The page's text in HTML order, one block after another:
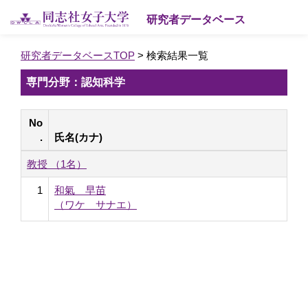
研究者データベース
研究者データベースTOP > 検索結果一覧
専門分野：認知科学
No
.
氏名(カナ)
教授 （1名）
1
和氣 早苗
（ワケ サナエ）